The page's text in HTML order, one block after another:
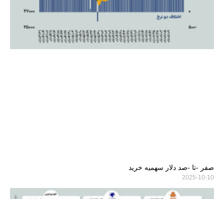
صفر -تا -صد دلار سهمیه خرید
2025-10-10